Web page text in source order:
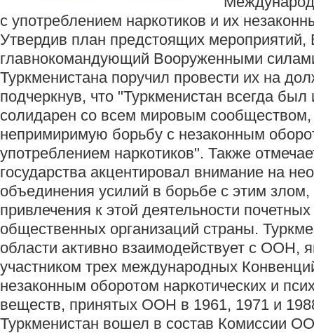
с употреблением наркотиков и их
Утвердив план предстоящих мероприятий,
главнокомандующий Вооруженными
Туркменистана поручил провести их на
подчеркнув, что "Туркменистан всегда был
солидарен со всем мировым
непримиримую борьбу с незаконным
употреблением наркотиков". Также
государства акцентировал внимание на
объединения усилий в борьбе с этим злом,
привлечения к этой деятельности
общественных организаций страны.
области активно взаимодействует с ООН,
участником трех международных
незаконным оборотом наркотических и
веществ, принятых ООН в 1961, 1971 и
Туркменистан вошел в состав Комиссии